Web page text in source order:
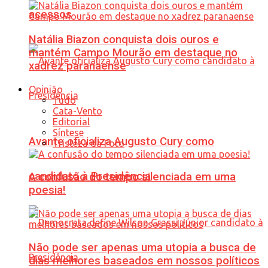
acessos
Avante oficializa Augusto Cury como
candidato à Presidência
Natália Biazon conquista dois ouros e
mantém Campo Mourão em destaque no
xadrez paranaense
Opinião
Tudo
Cata-Vento
Editorial
Síntese
Tristeza da Foto
A confusão do tempo silenciada em uma
poesia!
Não pode ser apenas uma utopia a busca de
dias melhores baseados em nossos políticos